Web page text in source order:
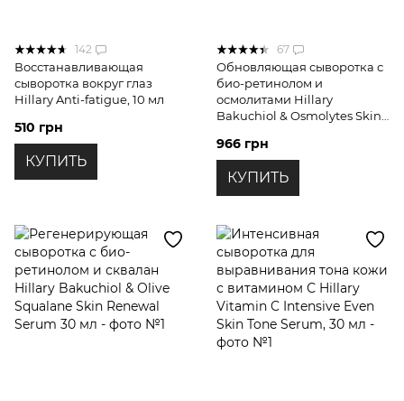
142
Восстанавливающая
сыворотка вокруг глаз
Hillary Anti-fatigue, 10 мл
510 грн
КУПИТЬ
67
Обновляющая сыворотка с
био-ретинолом и
осмолитами Hillary
Bakuchiol & Osmolytes Skin
966 грн
КУПИТЬ